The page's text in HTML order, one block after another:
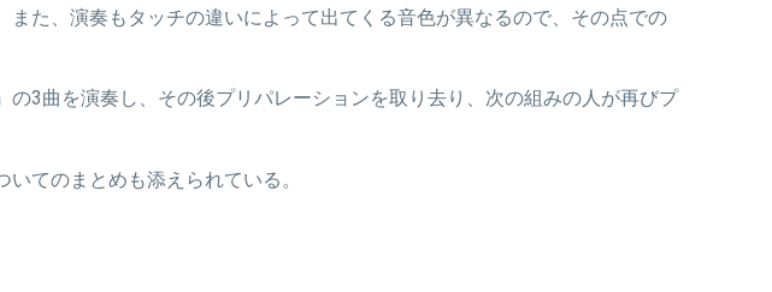
た、演奏もタッチの違いによって出てくる音色が異なるので、その点での
3曲を演奏し、その後プリパレーションを取り去り、次の組みの人が再びプ
てのまとめも添えられている。